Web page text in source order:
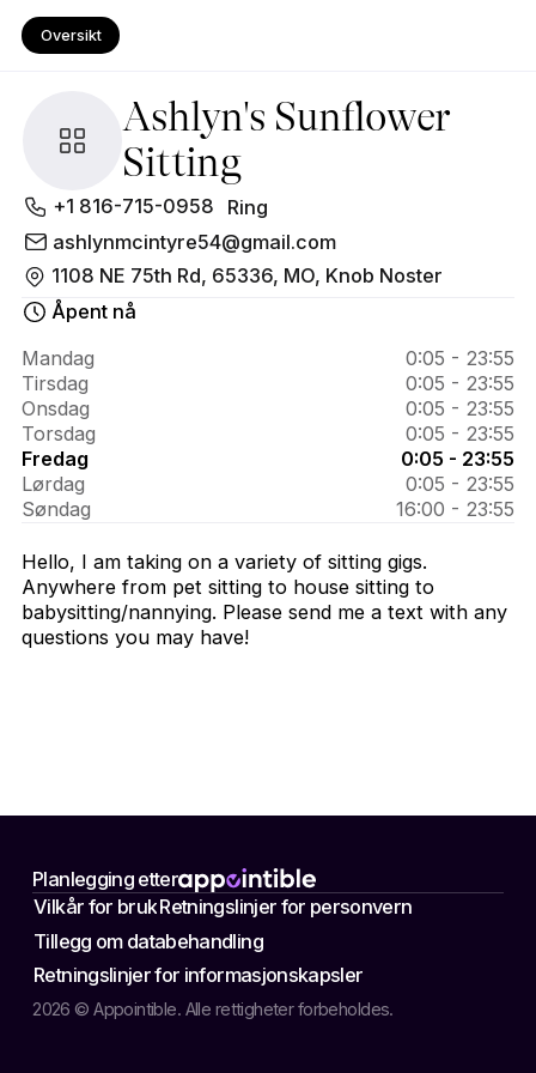
Oversikt
Ashlyn's Sunflower
Sitting
Om
Ashlyn's
Sunflower
Sitting
+1 816-715-0958
Ring
ashlynmcintyre54@gmail.com
1108 NE 75th Rd, 65336, MO, Knob Noster
Åpent nå
Mandag
0:05 - 23:55
Tirsdag
0:05 - 23:55
Onsdag
0:05 - 23:55
Torsdag
0:05 - 23:55
Fredag
0:05 - 23:55
Lørdag
0:05 - 23:55
Søndag
16:00 - 23:55
Hello, I am taking on a variety of sitting gigs.
Anywhere from pet sitting to house sitting to
babysitting/nannying. Please send me a text with any
questions you may have!
Planlegging etter
2026 © Appointible. Alle rettigheter forbeholdes.
Vilkår for brukRetningslinjer for personvern
Tillegg om databehandling
Retningslinjer for informasjonskapsler